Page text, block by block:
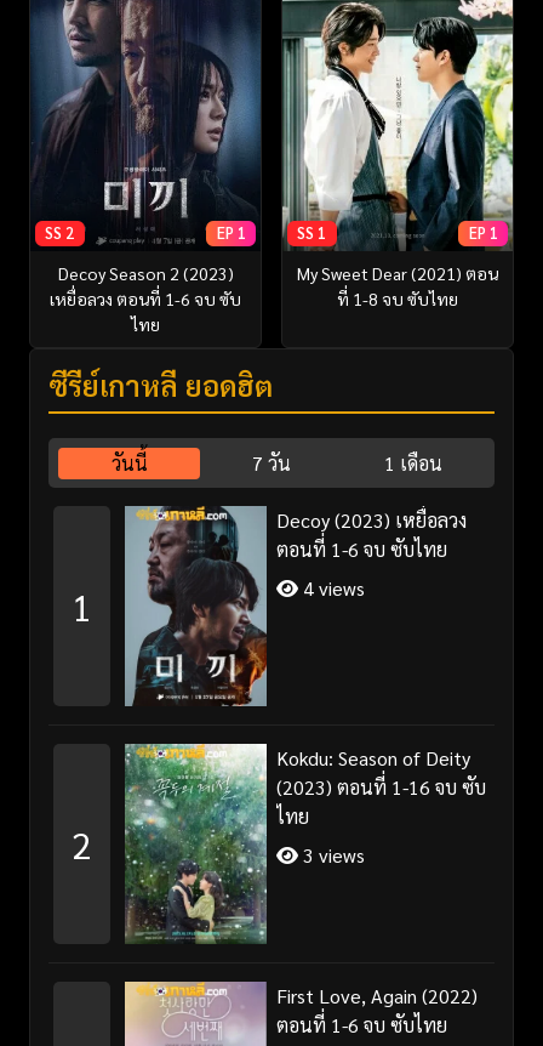
SS 2 EP 1
Decoy Season 2 (2023)
เหยื่อลวง ตอนที่ 1-6 จบ ซับ
ไทย
SS 1 EP 1
My Sweet Dear (2021) ตอน
ที่ 1-8 จบ ซับไทย
ซีรี่ย์เกาหลี ยอดฮิต
วันนี้ 7 วัน 1 เดือน
1
Decoy (2023) เหยื่อลวง
ตอนที่ 1-6 จบ ซับไทย
4 views
2
Kokdu: Season of Deity
(2023) ตอนที่ 1-16 จบ ซับ
ไทย
3 views
First Love, Again (2022)
ตอนที่ 1-6 จบ ซับไทย